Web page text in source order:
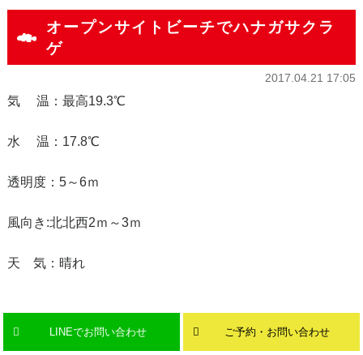
LINEでお問い合わせ ご予約・お問い合わせ
オープンサイトビーチでハナガサクラ
ゲ
2017.04.21 17:05
気 温：最高19.3℃
水 温：17.8℃
透明度：5～6ｍ
風向き:北北西2ｍ～3ｍ
天 気：晴れ